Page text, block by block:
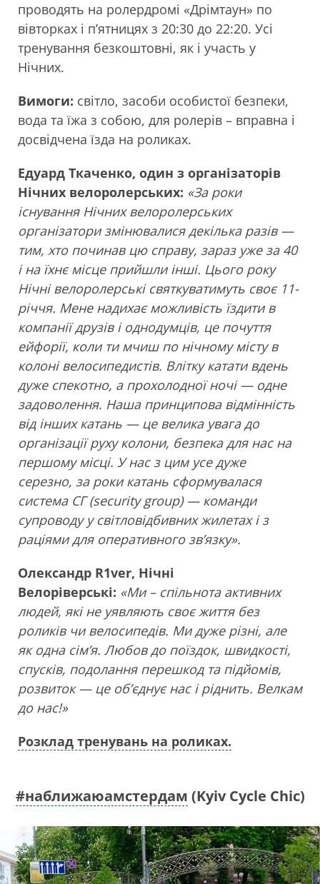
проводять на ролердромі «Дрімтаун» по
вівторках і п’ятницях з 20:30 до 22:20. Усі
тренування безкоштовні, як і участь у
Нічних.
Вимоги: світло, засоби особистої безпеки,
вода та їжа з собою, для ролерів – вправна і
досвідчена їзда на роликах.
Едуард Ткаченко, один з організаторів
Нічних велоролерських: «За роки
існування Нічних велоролерських
організатори змінювалися декілька разів —
тим, хто починав цю справу, зараз уже за 40
і на їхнє місце прийшли інші. Цього року
Нічні велоролерські святкуватимуть своє 11-
річчя. Мене надихає можливість їздити в
компанії друзів і однодумців, це почуття
ейфорії, коли ти мчиш по нічному місту в
колоні велосипедистів. Влітку катати вдень
дуже спекотно, а прохолодної ночі — одне
задоволення. Наша принципова відмінність
від інших катань — це велика увага до
організації руху колони, безпека для нас на
першому місці. У нас з цим усе дуже
серезно, за роки катань сформувалася
система СГ (security group) — команди
супроводу у світловідбивних жилетах і з
раціями для оперативного зв’язку».
Олександр R1ver, Нічні
Велоріверські: «Ми – спільнота активних
людей, які не уявляють своє життя без
роликів чи велосипедів. Ми дуже різні, але
як одна сім’я. Любов до поїздок, швидкості,
спусків, подолання перешкод та підйомів,
розвиток — це об’єднує нас і ріднить. Велкам
до нас!»
Розклад тренувань на роликах.
#наближаюамстердам (Kyiv Cycle Chic)